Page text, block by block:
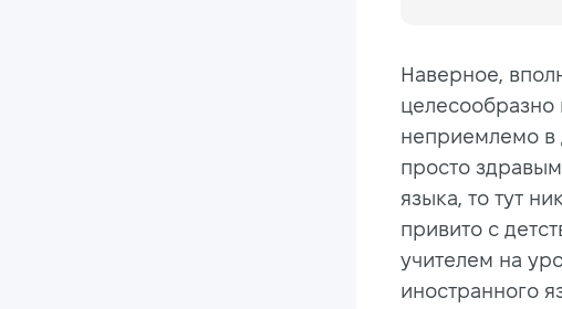
Наверное,
неприемлемо в
просто
языка, то тут
привито с
учителем на
иностранного